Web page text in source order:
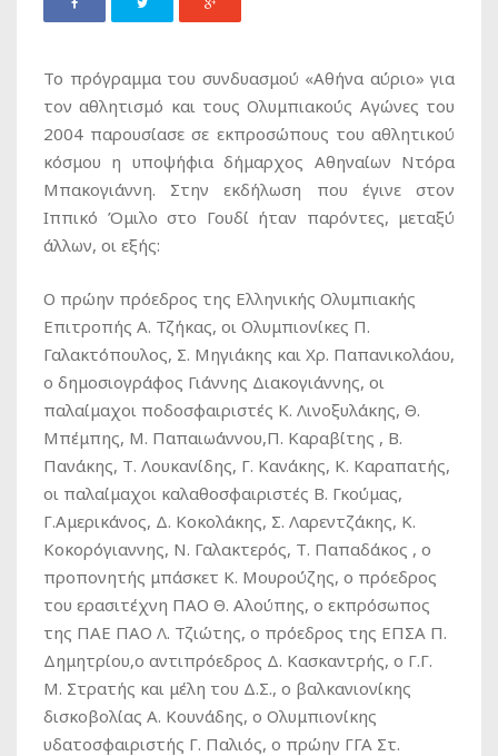
Το πρόγραμμα του συνδυασμού «Αθήνα αύριο» για
τον αθλητισμό και τους Ολυμπιακούς Αγώνες του
2004 παρουσίασε σε εκπροσώπους του αθλητικού
κόσμου η υποψήφια δήμαρχος Αθηναίων Ντόρα
Μπακογιάννη. Στην εκδήλωση που έγινε στον
Ιππικό Όμιλο στο Γουδί ήταν παρόντες, μεταξύ
άλλων, οι εξής:
Ο πρώην πρόεδρος της Ελληνικής Ολυμπιακής
Επιτροπής Α. Τζήκας, οι Ολυμπιονίκες Π.
Γαλακτόπουλος, Σ. Μηγιάκης και Χρ. Παπανικολάου,
ο δημοσιογράφος Γιάννης Διακογιάννης, οι
παλαίμαχοι ποδοσφαιριστές Κ. Λινοξυλάκης, Θ.
Μπέμπης, Μ. Παπαιωάννου,Π. Καραβίτης , Β.
Πανάκης, Τ. Λουκανίδης, Γ. Κανάκης, Κ. Καραπατής,
οι παλαίμαχοι καλαθοσφαιριστές Β. Γκούμας,
Γ.Αμερικάνος, Δ. Κοκολάκης, Σ. Λαρεντζάκης, Κ.
Κοκορόγιαννης, Ν. Γαλακτερός, Τ. Παπαδάκος , ο
προπονητής μπάσκετ Κ. Μουρούζης, ο πρόεδρος
του ερασιτέχνη ΠΑΟ Θ. Αλούπης, ο εκπρόσωπος
της ΠΑΕ ΠΑΟ Λ. Τζιώτης, ο πρόεδρος της ΕΠΣΑ Π.
Δημητρίου,ο αντιπρόεδρος Δ. Κασκαντρής, ο Γ.Γ.
Μ. Στρατής και μέλη του Δ.Σ., ο βαλκανιονίκης
δισκοβολίας Α. Κουνάδης, ο Ολυμπιονίκης
υδατοσφαιριστής Γ. Παλιός, ο πρώην ΓΓΑ Στ.